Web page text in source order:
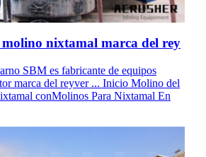
nixtamal marca del rey
SBM es fabricante de equipos
marca del reyver ... Inicio Molino del
conMolinos Para Nixtamal En